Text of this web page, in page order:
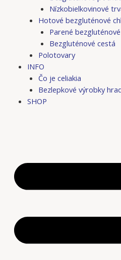
Nízkobielkovinové
Hotové bezgluténové
Parené
Bezgluténové cestá
Polotovary
INFO
Čo je celiakia
Bezlepkové výrobky
SHOP